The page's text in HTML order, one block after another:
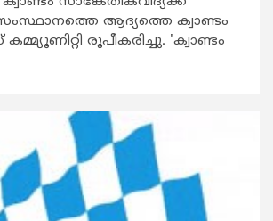
ആദ്യത്തെ ക്വാണ്ടം
രൂപീകരിച്ചു. 'ക്വാണ്ടം